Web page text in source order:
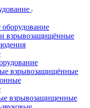
взрывозащищённые
взрывозащищённые
взрывозащищенные